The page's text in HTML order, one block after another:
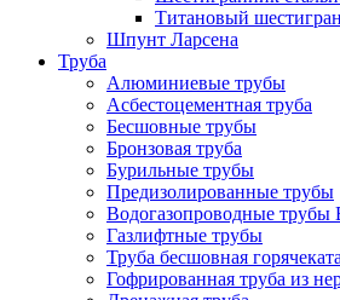
Титановый
Шпунт Ларсена
Труба
Алюминиевые трубы
Асбестоцементная труба
Бесшовные трубы
Бронзовая труба
Бурильные трубы
Предизолированные трубы
Водогазопроводные
Газлифтные трубы
Труба бесшовная
Гофрированная труба из